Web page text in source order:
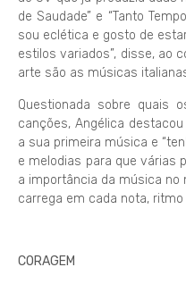
de Saudade” e “Tanto
sou eclética e gosto de
estilos variados”, disse, ao
arte são as músicas
Questionada sobre quais
canções, Angélica
a sua primeira música e
e melodias para que várias
a importância da música no
carrega em cada nota, ritmo
CORAGEM